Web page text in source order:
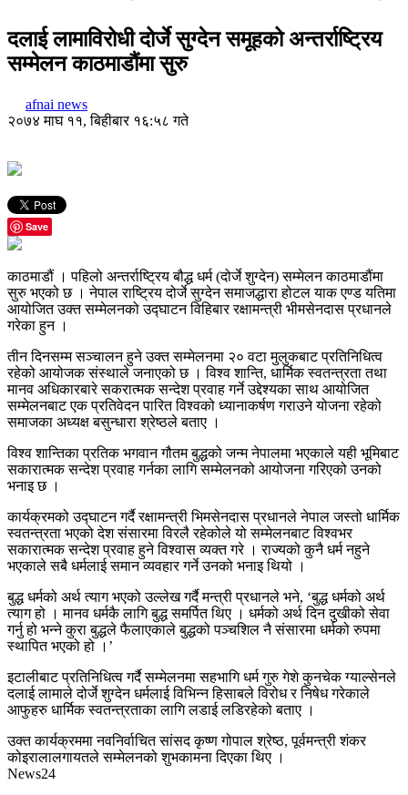
दलाई लामाविरोधी दोर्जे सुग्देन समूहको अन्तर्राष्ट्रिय
सम्मेलन काठमाडौंमा सुरु
afnai news
२०७४ माघ ११, बिहीबार १६:५८ गते
Save
काठमाडौं । पहिलो अन्तर्राष्ट्रिय बौद्ध धर्म (दोर्जे शुग्देन) सम्मेलन काठमाडौंमा
सुरु भएको छ । नेपाल राष्ट्रिय दोर्जे सुग्देन समाजद्धारा होटल याक एण्ड यतिमा
आयोजित उक्त सम्मेलनको उद्घाटन विहिबार रक्षामन्त्री भीमसेनदास प्रधानले
गरेका हुन ।
तीन दिनसम्म सञ्चालन हुने उक्त सम्मेलनमा २० वटा मुलुकबाट प्रतिनिधित्व
रहेको आयोजक संस्थाले जनाएको छ । विश्व शान्ति, धार्मिक स्वतन्त्रता तथा
मानव अधिकारबारे सकरात्मक सन्देश प्रवाह गर्ने उद्देश्यका साथ आयोजित
सम्मेलनबाट एक प्रतिवेदन पारित विश्वको ध्यानाकर्षण गराउने योजना रहेको
समाजका अध्यक्ष बसुन्धारा श्रेष्ठले बताए ।
विश्व शान्तिका प्रतिक भगवान गौतम बुद्धको जन्म नेपालमा भएकाले यही भूमिबाट
सकारात्मक सन्देश प्रवाह गर्नका लागि सम्मेलनको आयोजना गरिएको उनको
भनाइ छ ।
कार्यक्रमको उद्घाटन गर्दै रक्षामन्त्री भिमसेनदास प्रधानले नेपाल जस्तो धार्मिक
स्वतन्त्रता भएको देश संसारमा विरलै रहेकोले यो सम्मेलनबाट विश्वभर
सकारात्मक सन्देश प्रवाह हुने विश्वास व्यक्त गरे । राज्यको कुनै धर्म नहुने
भएकाले सबै धर्मलाई समान व्यवहार गर्ने उनको भनाइ थियो ।
बुद्ध धर्मको अर्थ त्याग भएको उल्लेख गर्दै मन्त्री प्रधानले भने, ‘बुद्ध धर्मको अर्थ
त्याग हो । मानव धर्मकै लागि बुद्ध समर्पित थिए । धर्मको अर्थ दिन दुखीको सेवा
गर्नु हो भन्ने कुरा बुद्धले फैलाएकाले बुद्धको पञ्चशिल नै संसारमा धर्मको रुपमा
स्थापित भएको हो ।’
इटालीबाट प्रतिनिधित्व गर्दै सम्मेलनमा सहभागि धर्म गुरु गेशे कुनचेक ग्याल्सेनले
दलाई लामाले दोर्जे शुग्देन धर्मलाई विभिन्न हिसाबले विरोध र निषेध गरेकाले
आफुहरु धार्मिक स्वतन्त्रताका लागि लडाई लडिरहेको बताए ।
उक्त कार्यक्रममा नवनिर्वाचित सांसद कृष्ण गोपाल श्रेष्ठ, पूर्वमन्त्री शंकर
कोइरालालगायतले सम्मेलनको शुभकामना दिएका थिए ।
News24